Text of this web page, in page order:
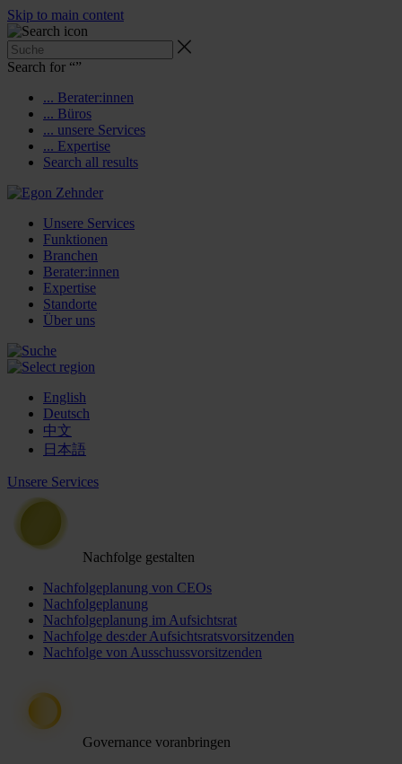
Skip to main content
Search for “”
... Berater:innen
... Büros
... unsere Services
... Expertise
Search all results
Unsere Services
Funktionen
Branchen
Berater:innen
Expertise
Standorte
Über uns
English
Deutsch
中文
日本語
Unsere Services
Nachfolge gestalten
Nachfolgeplanung von CEOs
Nachfolgeplanung
Nachfolgeplanung im Aufsichtsrat
Nachfolge des:der Aufsichtsratsvorsitzenden
Nachfolge von Ausschussvorsitzenden
Governance voranbringen